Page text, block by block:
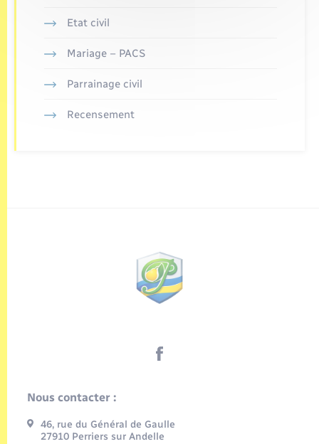
Etat civil
Mariage – PACS
Parrainage civil
Recensement
Nous contacter :
46, rue du Général de Gaulle
27910 Perriers sur Andelle